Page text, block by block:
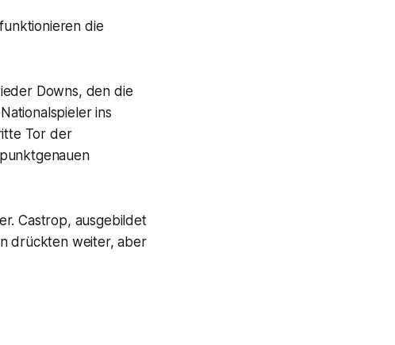
die
Downs, den die
ins
Tor der
Castrop, ausgebildet
drückten weiter, aber